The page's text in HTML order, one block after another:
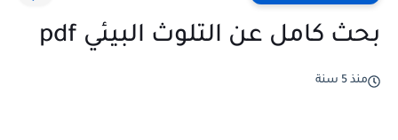
بحث كامل عن التلوث البيئي pdf
منذ 5 سنة